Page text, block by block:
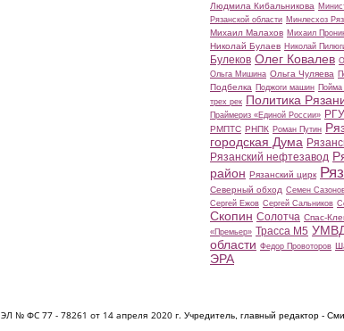
Людмила Кибальникова
Рязанской области Минлесхоз
Михаил Малахов Михаил
Николай Булаев Николай
Булеков Олег Ковалев
Ольга Мишина Ольга Чуляева
Подбелка Поджоги машин Пойма
трех рек Политика
Праймериз «Единой России»
РМПТС РНПК Роман Путин
городская Дума
Рязанский нефтезавод
район Рязанский цирк
Северный обход Семен
Сергей Ежов Сергей Сальников
Скопин Солотча Спас-
«Премьер» Трасса М5 УМВД
области Федор Провоторов
ЭРА
ЭЛ № ФС 77 - 78261 от 14 апреля 2020 г. Учредитель, главный редактор -